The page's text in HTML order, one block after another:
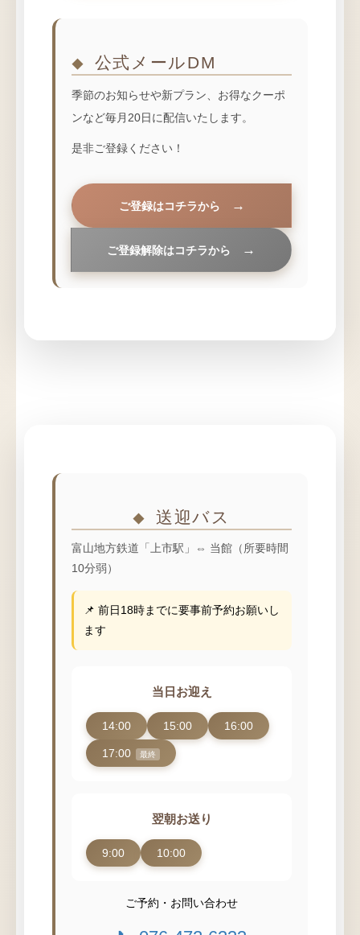
公式メールDM
季節のお知らせや新プラン、お得なクーポ
ンなど毎月20日に配信いたします。
是非ご登録ください！
ご登録はコチラから
ご登録解除はコチラから
送迎バス
富山地方鉄道「上市駅」⇔ 当館（所要時間
10分弱）
📌 前日18時までに要事前予約お願いし
ます
当日お迎え
14:00 15:00 16:00
17:00
翌朝お送り
9:00 10:00
ご予約・お問い合わせ